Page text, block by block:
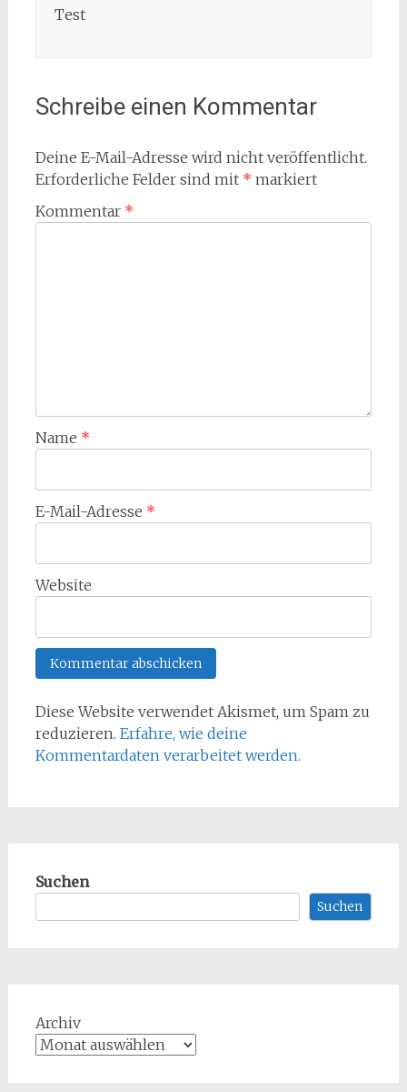
Test
Schreibe einen Kommentar
Deine E-Mail-Adresse wird nicht veröffentlicht.
Erforderliche Felder sind mit * markiert
Kommentar *
Name *
E-Mail-Adresse *
Website
Diese Website verwendet Akismet, um Spam zu
reduzieren. Erfahre, wie deine
Kommentardaten verarbeitet werden.
Suchen
Suchen
Archiv